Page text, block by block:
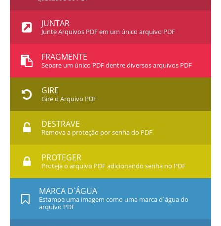
JUNTAR
Junte Arquivos PDF em um único arquivo PDF
FRAGMENTE
Separe um único PDF dentre diversos arquivos PDF
GIRE
Gire o Arquivo PDF
DESTRAVE
Remova a proteção por senha do PDF
PROTEGER
Proteja o arquivo PDF adicionando senha no PDF
MARCA D`ÁGUA
Estampe uma imagem como uma marca d`água do
arquivo PDF